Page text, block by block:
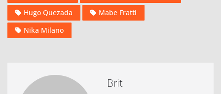
Hugo Quezada
Mabe Fratti
Nika Milano
Brit